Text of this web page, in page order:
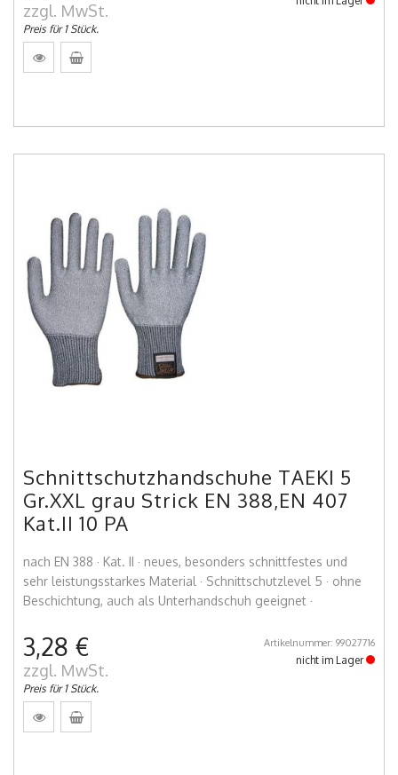
zzgl. MwSt.
Preis für 1 Stück.
Schnittschutzhandschuhe TAEKI 5
Gr.XXL grau Strick EN 388,EN 407
Kat.II 10 PA
nach EN 388 · Kat. II · neues, besonders schnittfestes und
sehr leistungsstarkes Material · Schnittschutzlevel 5 · ohne
Beschichtung, auch als Unterhandschuh geeignet ·
3,28 €
zzgl. MwSt.
Preis für 1 Stück.
Artikelnummer: 99027716
nicht im Lager